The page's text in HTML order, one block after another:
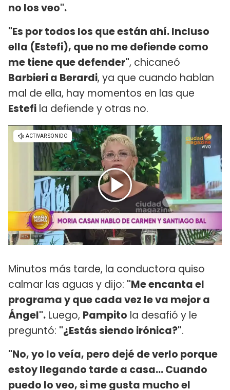
no los veo".
"Es por todos los que están ahí. Incluso
ella (Estefi), que no me defiende como
me tiene que defender", chicaneó
Barbieri a Berardi, ya que cuando hablan
mal de ella, hay momentos en las que
Estefi la defiende y otras no.
Minutos más tarde, la conductora quiso
calmar las aguas y dijo: "Me encanta el
programa y que cada vez le va mejor a
Ángel". Luego, Pampito la desafió y le
preguntó: "¿Estás siendo irónica?".
"No, yo lo veía, pero dejé de verlo porque
estoy llegando tarde a casa... Cuando
puedo lo veo, si me gusta mucho el